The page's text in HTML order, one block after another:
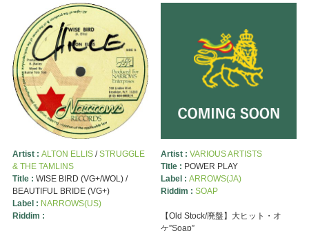
Artist : ALTON ELLIS/STRUGGLE
& THE TAMLINS
Title : WISE BIRD (VG+/WOL) /
BEAUTIFUL BRIDE (VG+)
Label : NARROWS(US)
Riddim :
Artist : VARIOUS ARTISTS
Title : POWER PLAY
Label : ARROWS(JA)
Riddim : SOAP
【Old Stock/廃盤】大ヒット・オ
ケ”Soap”